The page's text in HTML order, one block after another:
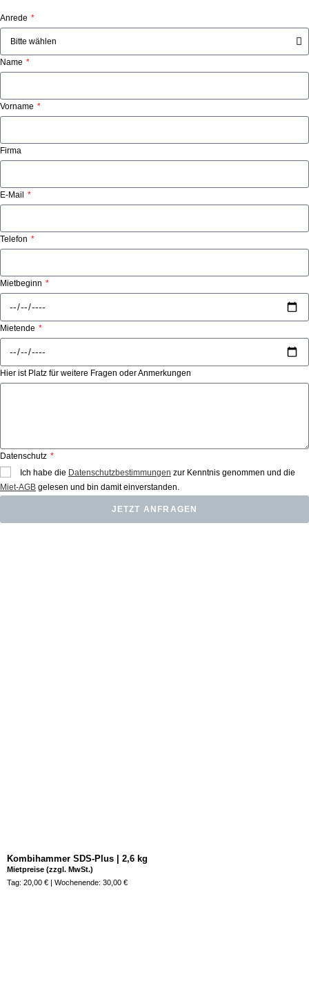
Anrede
Name
Vorname
Firma
E-Mail
Telefon
Mietbeginn
Mietende
Hier ist Platz für weitere Fragen oder Anmerkungen
Datenschutz
Ich habe die Datenschutzbestimmungen zur Kenntnis genommen und die
Miet-AGB gelesen und bin damit einverstanden.
JETZT ANFRAGEN
Kombihammer SDS-Plus | 2,6 kg
Mietpreise (zzgl. MwSt.)
Tag: 20,00 € | Wochenende: 30,00 €